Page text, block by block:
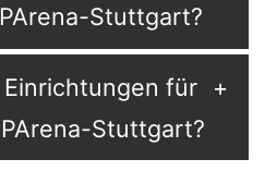
Stuttgart?
für
Stuttgart?